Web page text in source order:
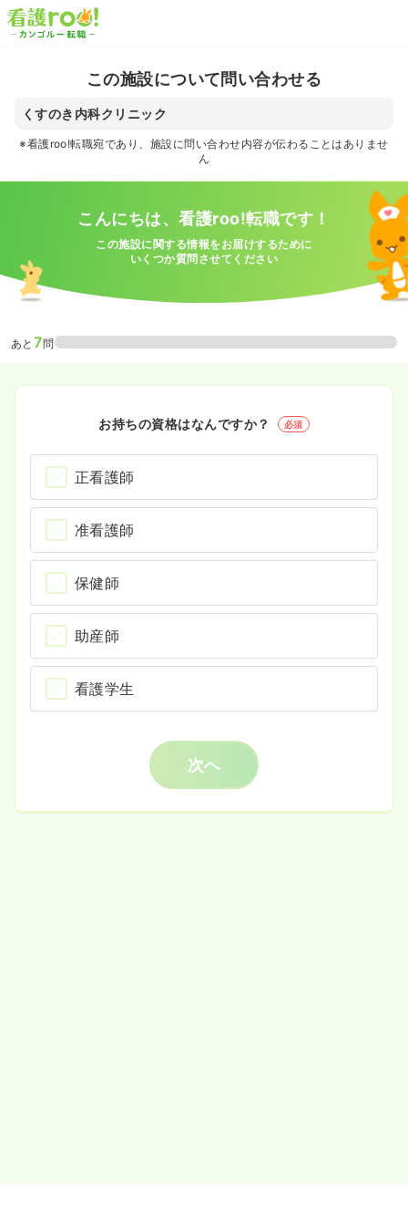
この施設について問い合わせる
くすのき内科クリニック
※看護roo!転職宛であり、施設に問い合わせ内容が伝わることはありませ
ん
こんにちは、看護roo!転職です！
この施設に関する情報をお届けするために
いくつか質問させてください
あと 7問
お持ちの資格はなんですか？ 必須
正看護師
准看護師
保健師
助産師
看護学生
次へ